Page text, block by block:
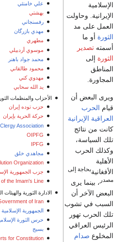
علي خامنئي
بهشتي
رفسنجاني
مهدي بازرگان
مطهري
موسوي أردبيلي
محمد جواد باهنر
محمود طالقاني
مهدوي كني
يد الله سحابي
الأحزاب والمنظمات
حزب توده إيران
حركة الحرية بإيران
Association
OIPFG
IPFG
مجاهدي خلق
Organization
جزب الجمهورية
the Imam's Line
الادارة الثورية والهيئات
of Iran
الجمهورية الإسلامية
حرس الثورة
بسيج
for Constitution
الإسلامية
الإيرانية. وحاولت
العمل على مد
الثورة أو ما
أسمته تصدير
الثورة إلى
المناطق
المجاورة.
ويرى البعض أن
قيام الحرب
العراقية الإيرانية
كانت من نتائج
تلك السياسة،
وكذلك الحرب
الأهلية
الأفغانيةبحاجة إلى
مصدر ، بينما يرى
البعض الآخر أن
السبب في تشوب
تلك الحرب تهور
الرئيس العراقي
المخلوع صدام